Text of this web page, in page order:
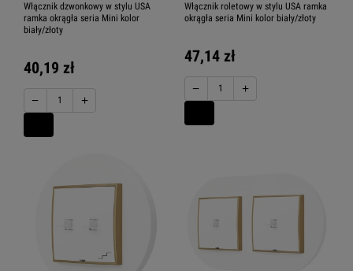
Włącznik dzwonkowy w stylu USA
ramka okrągła seria Mini kolor
biały/złoty
40,19 zł
− +
Włącznik roletowy w stylu USA ramka
okrągła seria Mini kolor biały/złoty
47,14 zł
− +